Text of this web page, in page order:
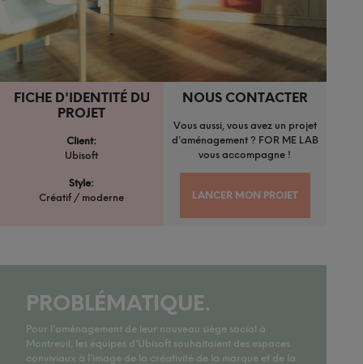
FICHE D'IDENTITÉ DU
PROJET
Client:
Ubisoft
Style:
Créatif / moderne
NOUS CONTACTER
Vous aussi, vous avez un projet
d'aménagement ? FOR ME LAB
vous accompagne !
LANCER MON PROJET
PROBLÉMATIQUE.
Pour l'aménagement de leur nouveau siège social à
Montreuil, les équipes d'Ubisoft souhaitaient des espaces
conviviaux à l'image de la créativité de la marque et de la